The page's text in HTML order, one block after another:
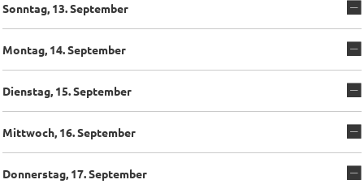
Sonntag, 13. September
Montag, 14. September
Dienstag, 15. September
Mittwoch, 16. September
Donnerstag, 17. September